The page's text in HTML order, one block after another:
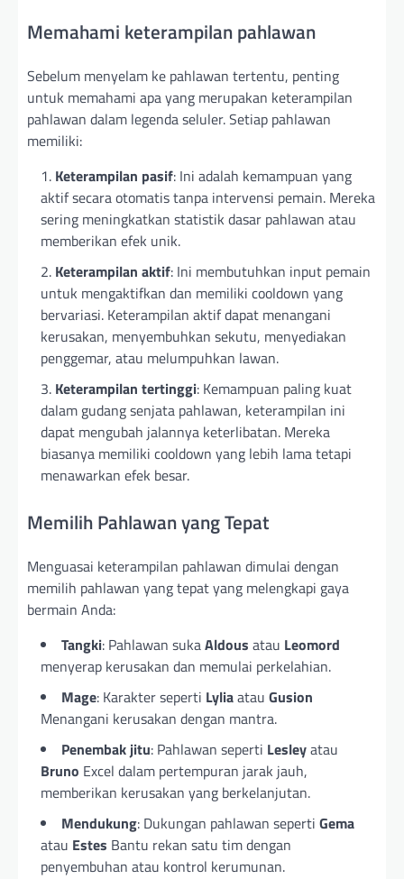
Memahami keterampilan pahlawan
Sebelum menyelam ke pahlawan tertentu, penting
untuk memahami apa yang merupakan keterampilan
pahlawan dalam legenda seluler. Setiap pahlawan
memiliki:
Keterampilan pasif: Ini adalah kemampuan yang
aktif secara otomatis tanpa intervensi pemain. Mereka
sering meningkatkan statistik dasar pahlawan atau
memberikan efek unik.
Keterampilan aktif: Ini membutuhkan input pemain
untuk mengaktifkan dan memiliki cooldown yang
bervariasi. Keterampilan aktif dapat menangani
kerusakan, menyembuhkan sekutu, menyediakan
penggemar, atau melumpuhkan lawan.
Keterampilan tertinggi: Kemampuan paling kuat
dalam gudang senjata pahlawan, keterampilan ini
dapat mengubah jalannya keterlibatan. Mereka
biasanya memiliki cooldown yang lebih lama tetapi
menawarkan efek besar.
Memilih Pahlawan yang Tepat
Menguasai keterampilan pahlawan dimulai dengan
memilih pahlawan yang tepat yang melengkapi gaya
bermain Anda:
Tangki: Pahlawan sukaAldous atau Leomord
menyerap kerusakan dan memulai perkelahian.
Mage: Karakter seperti Lyliaatau Gusion
Menangani kerusakan dengan mantra.
Penembak jitu: Pahlawan seperti Lesleyatau
Bruno Excel dalam pertempuran jarak jauh,
memberikan kerusakan yang berkelanjutan.
Mendukung: Dukungan pahlawan seperti Gema
atau Estes Bantu rekan satu tim dengan
penyembuhan atau kontrol kerumunan.